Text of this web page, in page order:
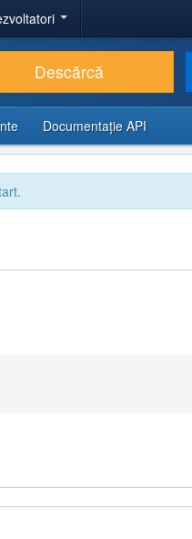
Descărcă
Documentaţie API